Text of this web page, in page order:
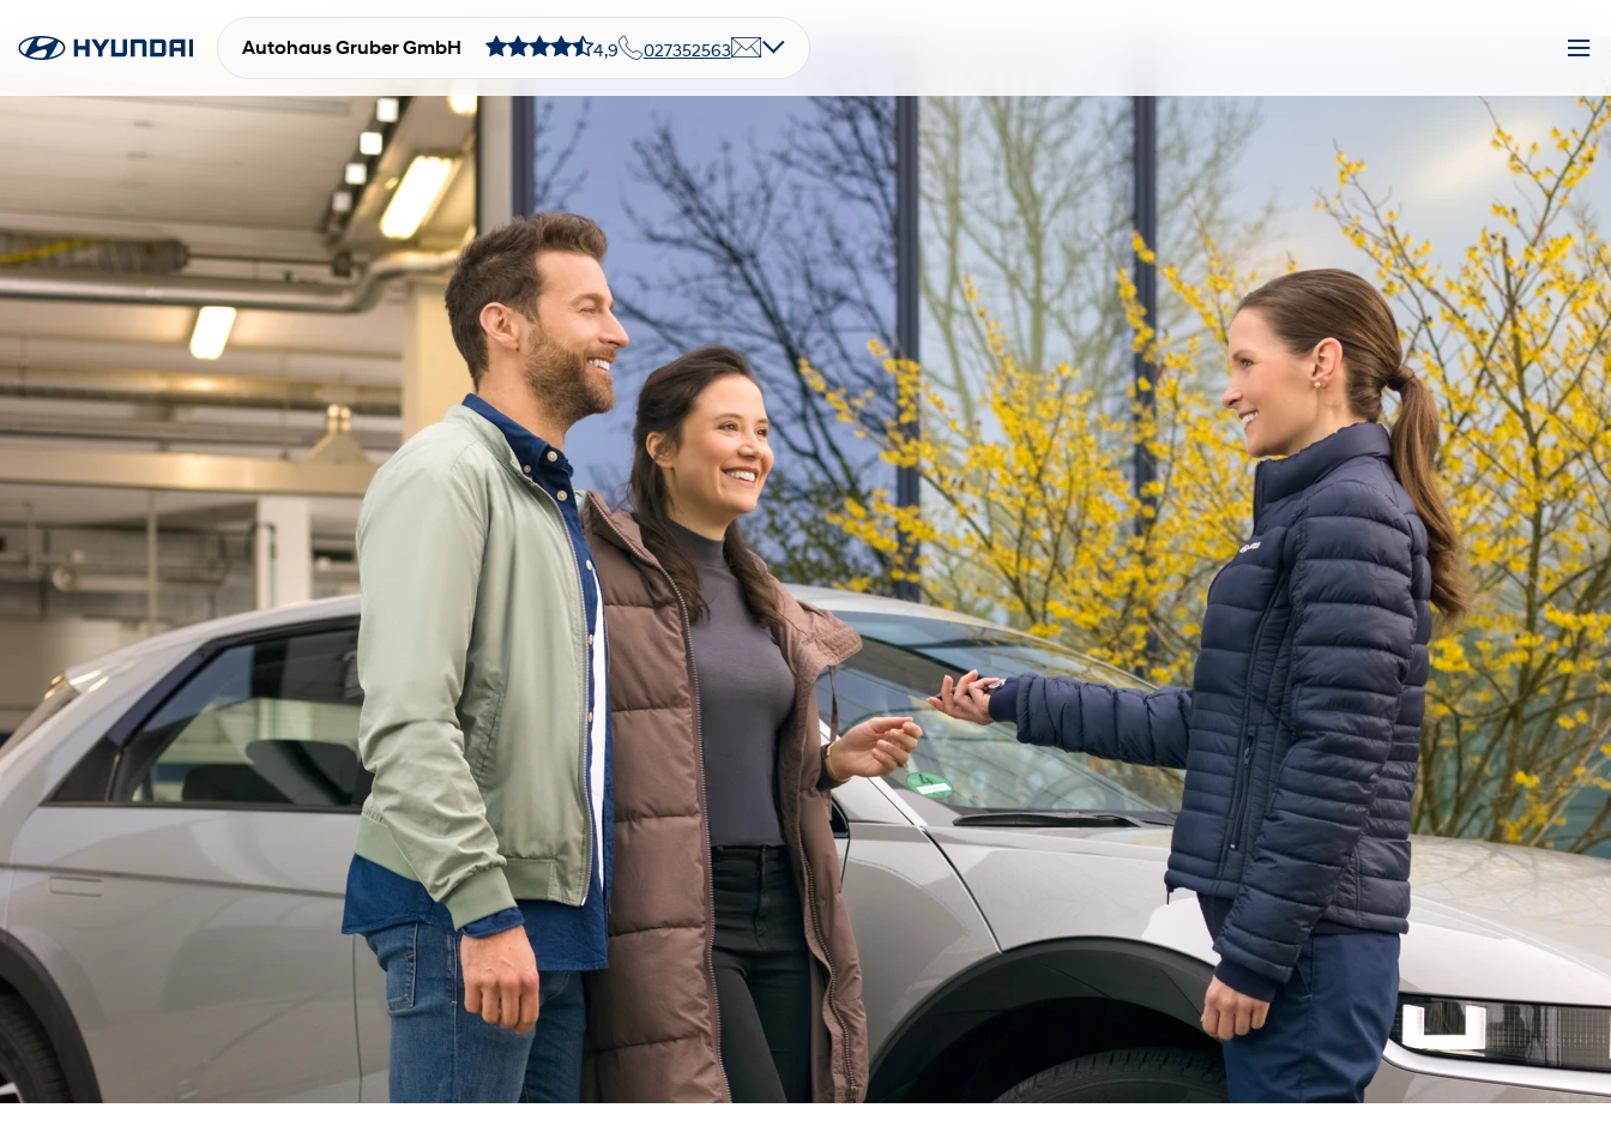
Autohaus Gruber GmbH 4,9 027352563